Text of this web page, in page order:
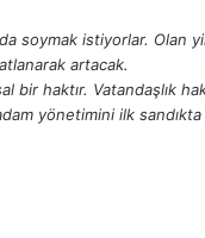
soymak istiyorlar. Olan
artacak.
haktır. Vatandaşlık
yönetimini ilk sandıkta